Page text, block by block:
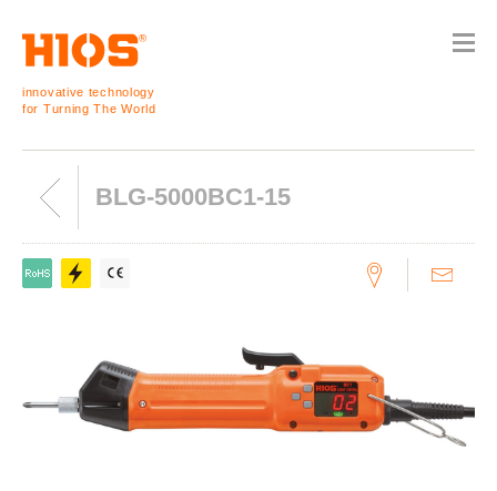
innovative technology
for Turning The World
BLG-5000BC1-15